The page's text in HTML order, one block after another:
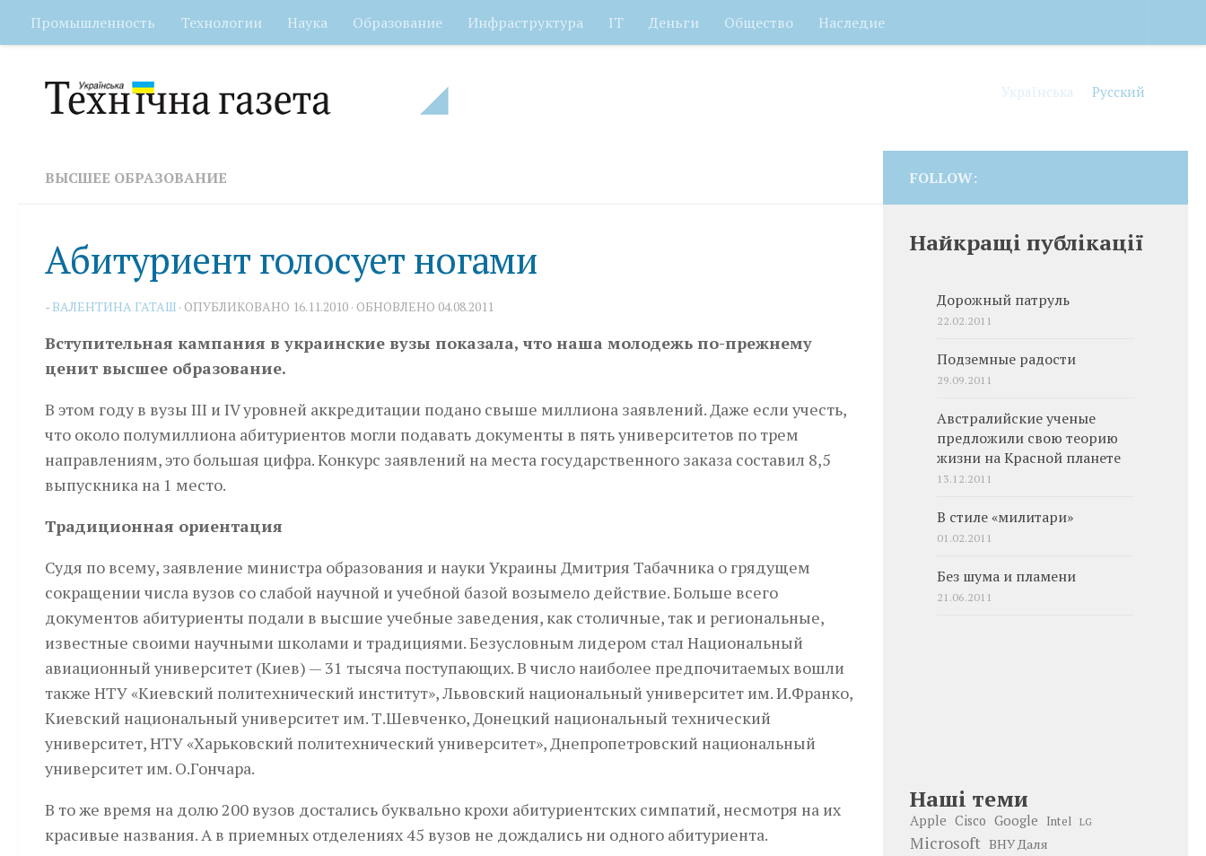
Перейти к содержимому
Промышленность Технологии Наука Образование Инфраструктура IT Деньги Общество Наследие
Українська Русский
ВЫСШЕЕ ОБРАЗОВАНИЕ
Абитуриент голосует ногами
- ВАЛЕНТИНА ГАТАШ · ОПУБЛИКОВАНО 16.11.2010 · ОБНОВЛЕНО 04.08.2011
Вступительная кампания в украинские вузы показала, что наша молодежь по-прежнему
ценит высшее образование.
В этом году в вузы III и IV уровней аккредитации подано свыше миллиона заявлений. Даже если учесть,
что около полумиллиона абитуриентов могли подавать документы в пять университетов по трем
направлениям, это большая цифра. Конкурс заявлений на места государственного заказа составил 8,5
выпускника на 1 место.
Традиционная ориентация
Судя по всему, заявление министра образования и науки Украины Дмитрия Табачника о грядущем
сокращении числа вузов со слабой научной и учебной базой возымело действие. Больше всего
документов абитуриенты подали в высшие учебные заведения, как столичные, так и региональные,
известные своими научными школами и традициями. Безусловным лидером стал Национальный
авиационный университет (Киев) — 31 тысяча поступающих. В число наиболее предпочитаемых вошли
также НТУ «Киевский политехнический институт», Львовский национальный университет им. И.Франко,
Киевский национальный университет им. Т.Шевченко, Донецкий национальный технический
университет, НТУ «Харьковский политехнический университет», Днепропетровский национальный
университет им. О.Гончара.
В то же время на долю 200 вузов достались буквально крохи абитуриентских симпатий, несмотря на их
красивые названия. А в приемных отделениях 45 вузов не дождались ни одного абитуриента.
FOLLOW:
Найкращі публікації
Дорожный патруль
22.02.2011
Подземные радости
29.09.2011
Австралийские ученые
предложили свою теорию
жизни на Красной планете
13.12.2011
В стиле «милитари»
01.02.2011
Без шума и пламени
21.06.2011
Наші теми
Apple Cisco Google Intel LG
Microsoft ВНУ Даля